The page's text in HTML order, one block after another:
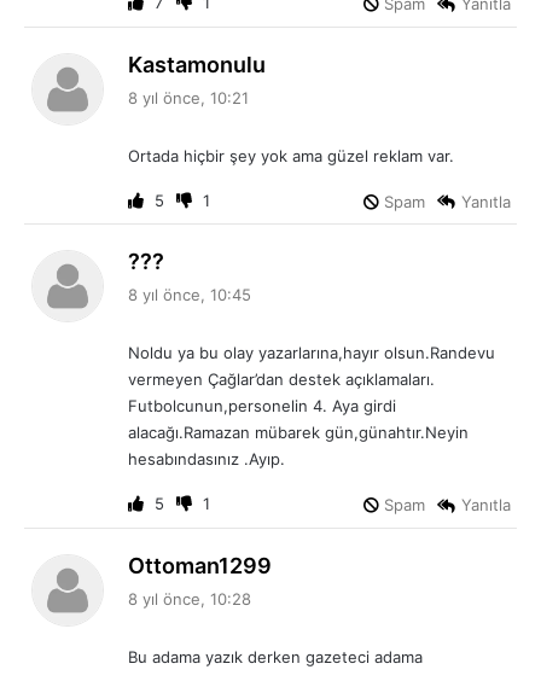
Kastamonulu
:
8 yıl önce, 10:21
Ortada hiçbir şey yok ama güzel reklam var.
5 1 Yanıtla
Spam
???
e
:
8 yıl önce, 10:45
Noldu ya bu olay yazarlarına,hayır olsun.Randevu
vermeyen Çağlar’dan destek açıklamaları.
Futbolcunun,personelin 4. Aya girdi
alacağı.Ramazan mübarek gün,günahtır.Neyin
hesabındasınız .Ayıp.
5 1 Yanıtla
Spam
Ottoman1299
8 yıl önce, 10:28
Bu adama yazık derken gazeteci adama